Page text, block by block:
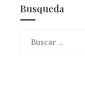
Busqueda